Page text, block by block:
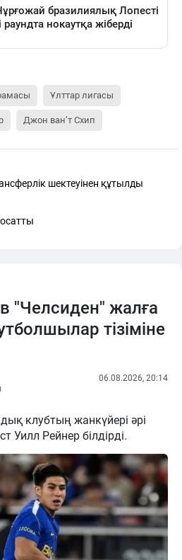
Ұлттар лигасы
Джон ван’т Схип
шектеуінен құтылды
"Челсиден" жалға
тізіміне
06.08.2026, 20:14
клубтың жанкүйері әрі
Уилл Рейнер білдірді.